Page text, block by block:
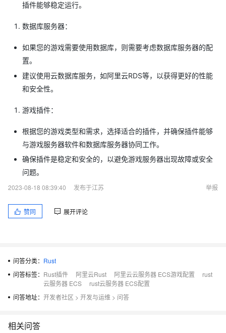
插件能够稳定运行。
数据库服务器：
如果您的游戏需要使用数据库，则需要考虑数据库服务器的配
置。
建议使用云数据库服务，如阿里云RDS等，以获得更好的性能
和安全性。
游戏插件：
根据您的游戏类型和需求，选择适合的插件，并确保插件能够
与游戏服务器软件和数据库服务器协同工作。
确保插件是稳定和安全的，以避免游戏服务器出现故障或安全
问题。
2023-08-18 08:39:40
发布于江苏 举报
赞同 展开评论
问答分类： Rust
问答标签： Rust插件 阿里云Rust 阿里云云服务器 ECS游戏配置
rust
云服务器 ECS
rust云服务器 ECS配置
问答地址： 开发者社区 > 开发与运维 > 问答
相关问答